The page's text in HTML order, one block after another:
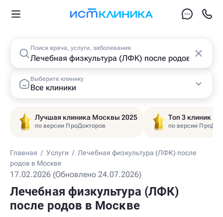
Поиск врача, услуги, заболевания
Выберите клинику
Все клиники
Лучшая клиника Москвы 2025
по версии ПроДокторов
Топ 3 клиник
по версии
Главная / Услуги / Лечебная физкультура (ЛФК) после
родов в Москве
17.02.2026 (Обновлено 24.07.2026)
Лечебная физкультура (ЛФК)
после родов в Москве